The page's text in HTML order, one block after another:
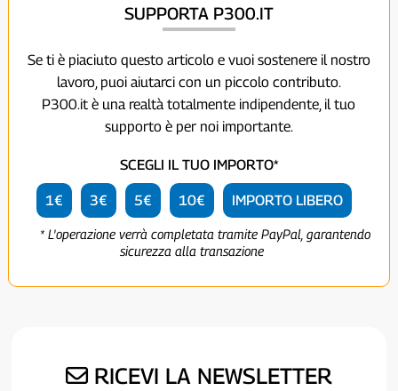
SUPPORTA P300.IT
Se ti è piaciuto questo articolo e vuoi sostenere il nostro
lavoro, puoi aiutarci con un piccolo contributo.
P300.it è una realtà totalmente indipendente, il tuo
supporto è per noi importante.
SCEGLI IL TUO IMPORTO*
1€ 3€ 5€ 10€ IMPORTO LIBERO
* L'operazione verrà completata tramite PayPal, garantendo
sicurezza alla transazione
RICEVI LA NEWSLETTER